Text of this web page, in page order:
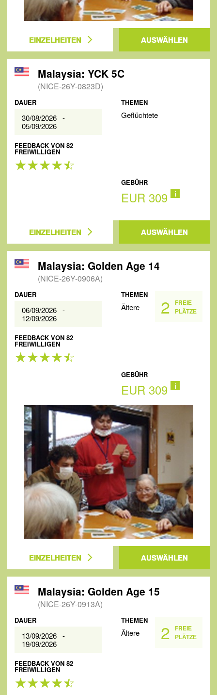
EINZELHEITEN AUSWÄHLEN
Malaysia: YCK 5C
(NICE-26Y-0823D)
DAUER
30/08/2026 -
05/09/2026
FEEDBACK VON 82
FREIWILLIGEN
THEMEN
Geflüchtete
GEBÜHR
EUR 309 i
EINZELHEITEN AUSWÄHLEN
Malaysia: Golden Age 14
(NICE-26Y-0906A)
DAUER
06/09/2026 -
12/09/2026
FEEDBACK VON 82
FREIWILLIGEN
THEMEN
Ältere 2
FREIE
PLÄTZE
GEBÜHR
EUR 309 i
EINZELHEITEN AUSWÄHLEN
Malaysia: Golden Age 15
(NICE-26Y-0913A)
DAUER
13/09/2026 -
19/09/2026
FEEDBACK VON 82
FREIWILLIGEN
THEMEN
Ältere 2
FREIE
PLÄTZE